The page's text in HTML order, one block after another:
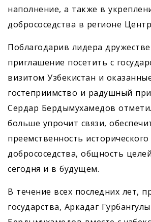
наполнение, а также в
добрососедства в регионе
Поблагодарив лидера
приглашение посетить с
визитом Узбекистан и
гостеприимство и радушный
Сердар Бердымухамедов
больше упрочит связи,
преемственность исторического
добрососедства, общность
сегодня и в будущем.
В течение всех последних лет,
государства, Аркадаг Гурбангулы